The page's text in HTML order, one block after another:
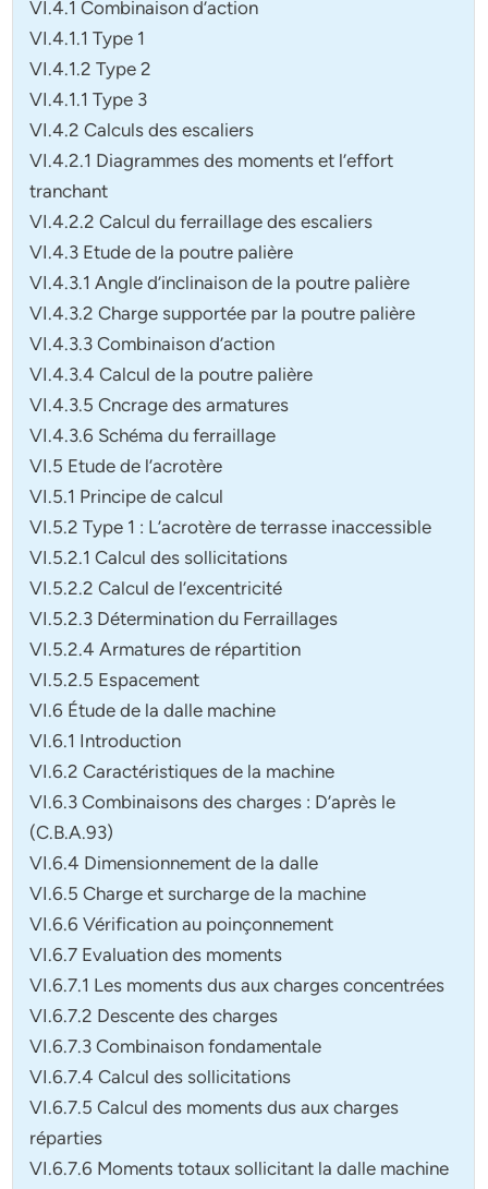
VI.4.1 Combinaison d’action
VI.4.1.1 Type 1
VI.4.1.2 Type 2
VI.4.1.1 Type 3
VI.4.2 Calculs des escaliers
VI.4.2.1 Diagrammes des moments et l’effort
tranchant
VI.4.2.2 Calcul du ferraillage des escaliers
VI.4.3 Etude de la poutre palière
VI.4.3.1 Angle d’inclinaison de la poutre palière
VI.4.3.2 Charge supportée par la poutre palière
VI.4.3.3 Combinaison d’action
VI.4.3.4 Calcul de la poutre palière
VI.4.3.5 Cncrage des armatures
VI.4.3.6 Schéma du ferraillage
VI.5 Etude de l’acrotère
VI.5.1 Principe de calcul
VI.5.2 Type 1 : L’acrotère de terrasse inaccessible
VI.5.2.1 Calcul des sollicitations
VI.5.2.2 Calcul de l’excentricité
VI.5.2.3 Détermination du Ferraillages
VI.5.2.4 Armatures de répartition
VI.5.2.5 Espacement
VI.6 Étude de la dalle machine
VI.6.1 Introduction
VI.6.2 Caractéristiques de la machine
VI.6.3 Combinaisons des charges : D’après le
(C.B.A.93)
VI.6.4 Dimensionnement de la dalle
VI.6.5 Charge et surcharge de la machine
VI.6.6 Vérification au poinçonnement
VI.6.7 Evaluation des moments
VI.6.7.1 Les moments dus aux charges concentrées
VI.6.7.2 Descente des charges
VI.6.7.3 Combinaison fondamentale
VI.6.7.4 Calcul des sollicitations
VI.6.7.5 Calcul des moments dus aux charges
réparties
VI.6.7.6 Moments totaux sollicitant la dalle machine